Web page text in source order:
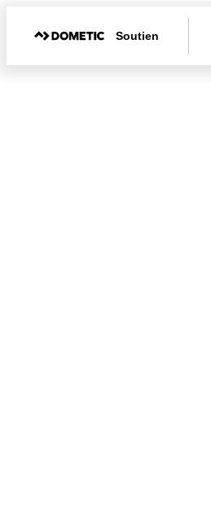
Soutien